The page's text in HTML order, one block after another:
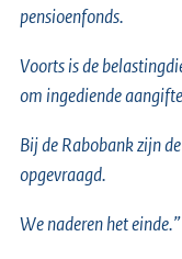
pensioenfonds.
Voorts is de
om ingediende
Bij de Rabobank zijn
opgevraagd.
We naderen het einde.”